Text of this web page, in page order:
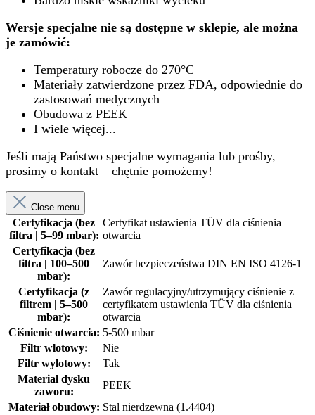
Wersje specjalne nie są dostępne w sklepie, ale można
je zamówić:
Temperatury robocze do 270°C
Materiały zatwierdzone przez FDA, odpowiednie do
zastosowań medycznych
Obudowa z PEEK
I wiele więcej...
Jeśli mają Państwo specjalne wymagania lub prośby,
prosimy o kontakt – chętnie pomożemy!
Close menu
Certyfikacja (bez
filtra | 5–99 mbar):
Certyfikat ustawienia TÜV dla ciśnienia
otwarcia
Certyfikacja (bez
filtra | 100–500
mbar):
Zawór bezpieczeństwa DIN EN ISO 4126-1
Certyfikacja (z
filtrem | 5–500
mbar):
Zawór regulacyjny/utrzymujący ciśnienie z
certyfikatem ustawienia TÜV dla ciśnienia
otwarcia
Ciśnienie otwarcia: 5-500 mbar
Filtr wlotowy:
Nie
Filtr wylotowy:
Tak
Materiał dysku
zaworu:
PEEK
Materiał obudowy: Stal nierdzewna (1.4404)